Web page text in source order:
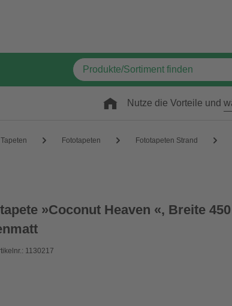
Nutze die Vorteile und
Tapeten Fototapeten Fototapeten Strand
»Coconut Heaven «, Breite
1130217